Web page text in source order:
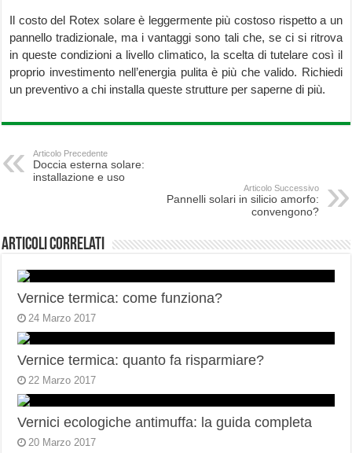
Il costo del Rotex solare è leggermente più costoso rispetto a un
pannello tradizionale, ma i vantaggi sono tali che, se ci si ritrova
in queste condizioni a livello climatico, la scelta di tutelare così il
proprio investimento nell’energia pulita è più che valido. Richiedi
un preventivo a chi installa queste strutture per saperne di più.
Articolo Precedente
Doccia esterna solare:
installazione e uso
Articolo Successivo
Pannelli solari in silicio amorfo:
convengono?
Articoli correlati
Vernice termica: come funziona?
24 Marzo 2017
Vernice termica: quanto fa risparmiare?
22 Marzo 2017
Vernici ecologiche antimuffa: la guida completa
20 Marzo 2017